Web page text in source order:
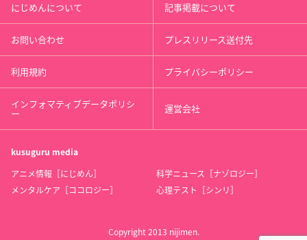
にじめんについて 記事掲載について
お問い合わせ プレスリリース送付先
利用規約 プライバシーポリシー
インフォマティブデータポリシ
ー 運営会社
kusuguru media
アニメ情報［にじめん］
科学ニュース［ナゾロジー］
メンタルケア［ココロジー］
心理テスト［シンリ］
Copyright 2013 nijimen.